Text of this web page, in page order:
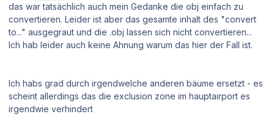
das war tatsächlich auch mein Gedanke die obj einfach zu
convertieren. Leider ist aber das gesamte inhalt des "convert
to..." ausgegraut und die .obj lassen sich nicht convertieren...
Ich hab leider auch keine Ahnung warum das hier der Fall ist.
Ich habs grad durch irgendwelche anderen bäume ersetzt - es
scheint allerdings das die exclusion zone im hauptairport es
irgendwie verhindert